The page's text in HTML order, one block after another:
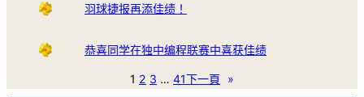
羽球捷报再添佳绩！
恭喜同学在独中编程联赛中喜获佳绩
1 2 3 … 41下一頁 »